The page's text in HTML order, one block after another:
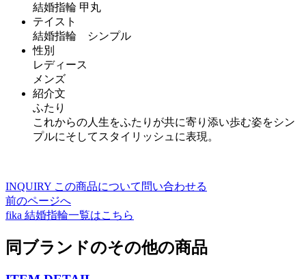
結婚指輪 甲丸
テイスト
結婚指輪 シンプル
性別
レディース
メンズ
紹介文
ふたり
これからの人生をふたりが共に寄り添い歩む姿をシン
プルにそしてスタイリッシュに表現。
INQUIRY この商品について問い合わせる
前のページへ
fika 結婚指輪一覧はこちら
同ブランドのその他の商品